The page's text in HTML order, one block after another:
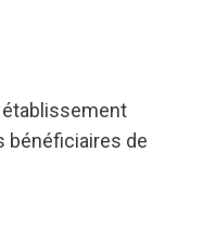
bénéficiaires de